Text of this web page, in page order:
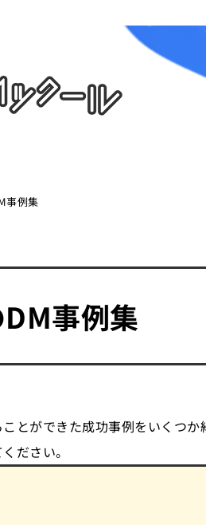
事例集
事例集
とができた成功事例をいくつ
ださい。